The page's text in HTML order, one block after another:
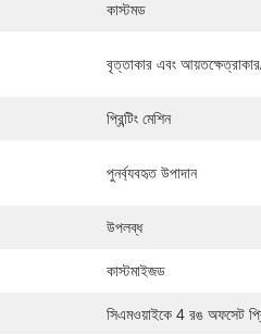
কাস্টমড
বৃত্তাকার এবং
প্রিন্টিং মেশিন
পুনর্ব্যবহৃত উপাদান
উপলব্ধ
কাস্টমাইজড
সিএমওয়াইকে 4 রঙ অফসেট